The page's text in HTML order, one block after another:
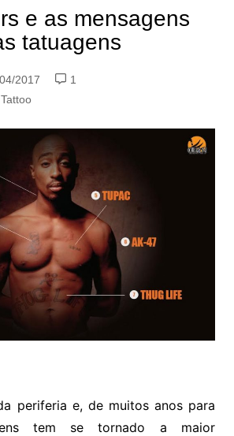
e as mensagens
tatuagens
2017
1
periferia e, de muitos anos para
tem se tornado a maior